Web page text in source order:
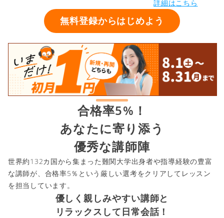
詳細はこちら
無料登録からはじめよう
合格率5%！
あなたに寄り添う
優秀な講師陣
世界約132カ国から集まった難関大学出身者や指導経験の豊富
な講師が、合格率5％という厳しい選考をクリアしてレッスン
を担当しています。
優しく親しみやすい講師と
リラックスして日常会話！